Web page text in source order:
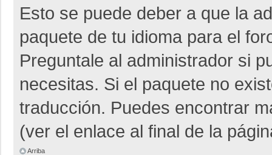
Esto se puede deber a que la
paquete de tu idioma para el
Preguntale al administrador si
necesitas. Si el paquete no
traducción. Puedes encontrar
(ver el enlace al final de la
Arriba